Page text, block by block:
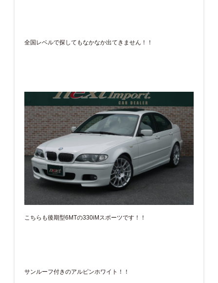
全国レベルで探してもなかなか出てきません！！
こちらも後期型6MTの330iMスポーツです！！
サンルーフ付きのアルピンホワイト！！